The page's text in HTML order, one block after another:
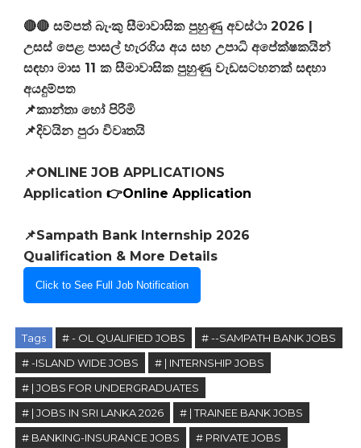
🔴🔴 සම්පත් බැංකු සීමාවාසික පුහුණු අවස්ථා 2026 |
උසස් පෙළ පාසල් හැරගිය අය සහ උපාධි අපේක්ෂකයින්
සඳහා මාස 11 ක සීමාවාසික පුහුණු වැඩසටහනක් සඳහා
අයදුම්පත
📌කාන්තා හෝ පිරිමි
📌දිවයින පුරා විවෘතයි
📌ONLINE JOB APPLICATIONS
Application 👉Online Application
📌Sampath Bank Internship 2026
Qualification & More Details
Click to See Full Job Notification
Tags # - OL QUALIFIED JOBS
# --SAMPATH BANK JOBS
# -ISLAND WIDE JOBS
# | INTERNSHIP JOBS
# | JOBS FOR UNDERGRADUATES
# | JOBS IN SRI LANKA 2026
# | TRAINEE BANK JOBS
# BANKING-INSURANCE JOBS
# PRIVATE JOBS